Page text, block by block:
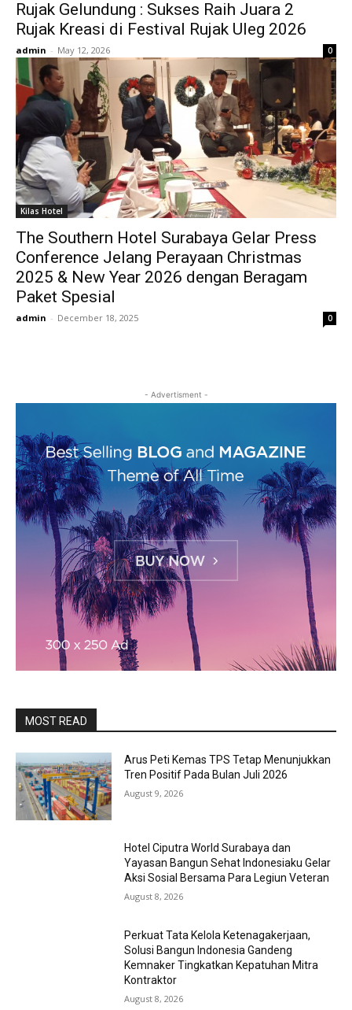
Rujak Gelundung : Sukses Raih Juara 2
Rujak Kreasi di Festival Rujak Uleg 2026
admin - May 12, 2026 0
Kilas Hotel
The Southern Hotel Surabaya Gelar Press
Conference Jelang Perayaan Christmas
2025 & New Year 2026 dengan Beragam
Paket Spesial
admin - December 18, 2025 0
- Advertisment -
MOST READ
Arus Peti Kemas TPS Tetap Menunjukkan
Tren Positif Pada Bulan Juli 2026
August 9, 2026
Hotel Ciputra World Surabaya dan
Yayasan Bangun Sehat Indonesiaku Gelar
Aksi Sosial Bersama Para Legiun Veteran
August 8, 2026
Perkuat Tata Kelola Ketenagakerjaan,
Solusi Bangun Indonesia Gandeng
Kemnaker Tingkatkan Kepatuhan Mitra
Kontraktor
August 8, 2026